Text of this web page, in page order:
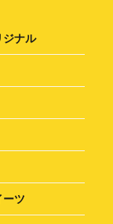
ジナル
ーツ